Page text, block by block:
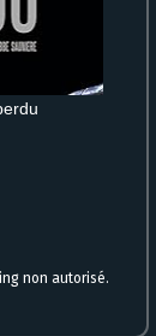
non autorisé.